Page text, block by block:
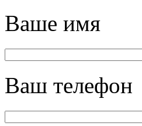
Ваше имя
Ваш телефон